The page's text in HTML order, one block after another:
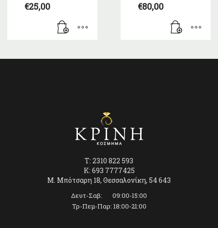
€25,00 €80,00
T: 2310 822 593
K: 693 7777425
Μ. Μπότσαρη 18, Θεσσαλονίκη, 54 643
Δευτ-Σαβ: 09:00-15:00
Τρ-Πεμ-Παρ: 18:00-21:00